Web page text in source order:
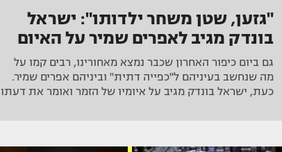
"גזען, שטן משחר ילדותו": ישראל
בונדק מגיב לאפרים שמיר על האיום
גם ביום כיפור האחרון שכבר נמצא מאחורינו, רבים קמו על
מה שנחשב בעיניהם ל"כפייה דתית" וביניהם אפרים שמיר.
כעת, ישראל בונדק מגיב על איומיו של הזמר ואומר את דעתו